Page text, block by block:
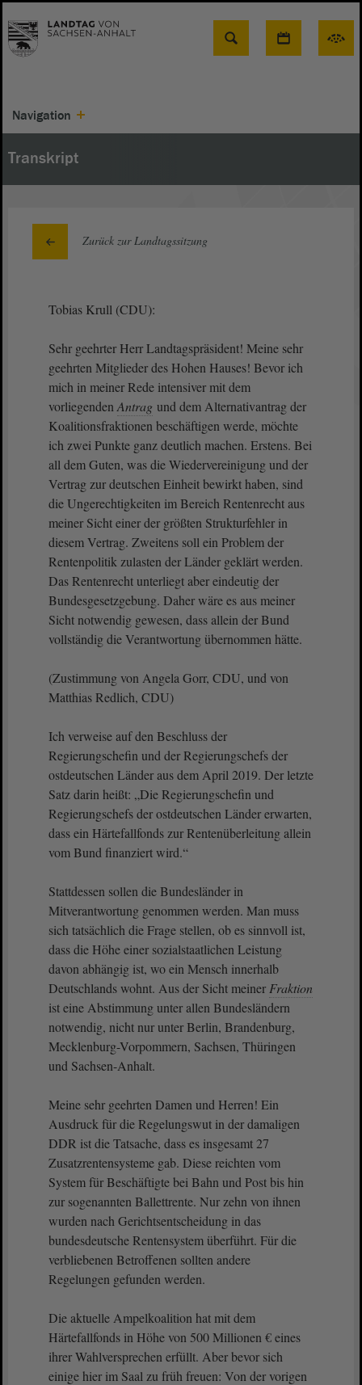
Suche
Navigation
Transkript
Zurück zur Landtagssitzung
Tobias Krull (CDU):
Sehr geehrter Herr Landtagspräsident! Meine sehr
geehrten Mitglieder des Hohen Hauses! Bevor ich
mich in meiner Rede intensiver mit dem
vorliegenden Antrag und dem Alternativantrag der
Koalitionsfraktionen beschäftigen werde, möchte
ich zwei Punkte ganz deutlich machen. Erstens. Bei
all dem Guten, was die Wiedervereinigung und der
Vertrag zur deutschen Einheit bewirkt haben, sind
die Ungerechtigkeiten im Bereich Rentenrecht aus
meiner Sicht einer der größten Strukturfehler in
diesem Vertrag. Zweitens soll ein Problem der
Rentenpolitik zulasten der Länder geklärt werden.
Das Rentenrecht unterliegt aber eindeutig der
Bundesgesetzgebung. Daher wäre es aus meiner
Sicht notwendig gewesen, dass allein der Bund
vollständig die Verantwortung übernommen hätte.
(Zustimmung von Angela Gorr, CDU, und von
Matthias Redlich, CDU)
Ich verweise auf den Beschluss der
Regierungschefin und der Regierungschefs der
ostdeutschen Länder aus dem April 2019. Der letzte
Satz darin heißt: „Die Regierungschefin und
Regierungschefs der ostdeutschen Länder erwarten,
dass ein Härtefallfonds zur Rentenüberleitung allein
vom Bund finanziert wird.“
Stattdessen sollen die Bundesländer in
Mitverantwortung genommen werden. Man muss
sich tatsächlich die Frage stellen, ob es sinnvoll ist,
dass die Höhe einer sozialstaatlichen Leistung
davon abhängig ist, wo ein Mensch innerhalb
Deutschlands wohnt. Aus der Sicht meiner Fraktion
ist eine Abstimmung unter allen Bundesländern
notwendig, nicht nur unter Berlin, Brandenburg,
Mecklenburg-Vorpommern, Sachsen, Thüringen
und Sachsen-Anhalt.
Meine sehr geehrten Damen und Herren! Ein
Ausdruck für die Regelungswut in der damaligen
DDR ist die Tatsache, dass es insgesamt 27
Zusatzrentensysteme gab. Diese reichten vom
System für Beschäftigte bei Bahn und Post bis hin
zur sogenannten Ballettrente. Nur zehn von ihnen
wurden nach Gerichtsentscheidung in das
bundesdeutsche Rentensystem überführt. Für die
verbliebenen Betroffenen sollten andere
Regelungen gefunden werden.
Die aktuelle Ampelkoalition hat mit dem
Härtefallfonds in Höhe von 500 Millionen € eines
ihrer Wahlversprechen erfüllt. Aber bevor sich
einige hier im Saal zu früh freuen: Von der vorigen